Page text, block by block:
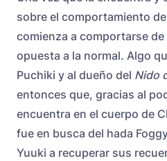
sobre el comportamiento
comienza a comportarse
opuesta a la normal. Algo
Puchiki y al dueño del Nido
entonces que, gracias al
encuentra en el cuerpo de
fue en busca del hada
Yuuki a recuperar sus